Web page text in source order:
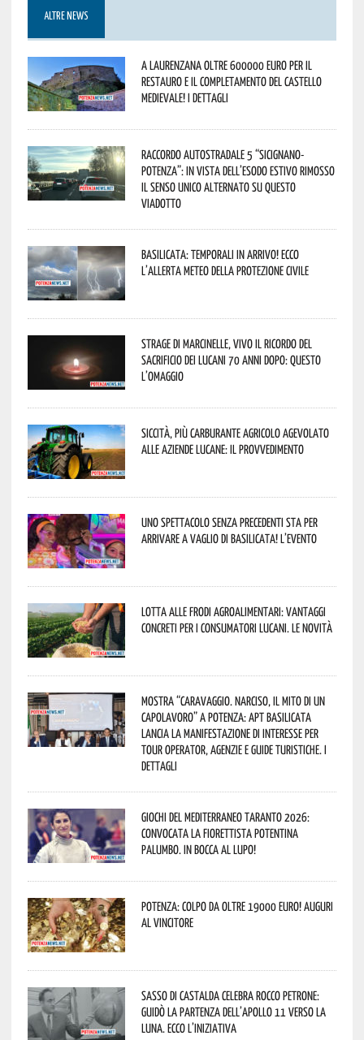
ALTRE NEWS
A Laurenzana oltre 600000 euro per il
restauro e il completamento del Castello
Medievale! I dettagli
Raccordo Autostradale 5 “Sicignano-
Potenza”: in vista dell’esodo estivo rimosso
il senso unico alternato su questo
viadotto
Basilicata: temporali in arrivo! Ecco
l’allerta meteo della Protezione civile
Strage di Marcinelle, vivo il ricordo del
sacrificio dei lucani 70 anni dopo: questo
l’omaggio
Siccità, più carburante agricolo agevolato
alle aziende lucane: il provvedimento
Uno spettacolo senza precedenti sta per
arrivare a Vaglio di Basilicata! L’evento
Lotta alle frodi agroalimentari: vantaggi
concreti per i consumatori lucani. Le novità
Mostra “Caravaggio. Narciso, il mito di un
capolavoro” a Potenza: APT Basilicata
lancia la manifestazione di interesse per
Tour Operator, Agenzie e Guide Turistiche. I
dettagli
Giochi del Mediterraneo Taranto 2026:
convocata la fiorettista potentina
Palumbo. In bocca al lupo!
Potenza: colpo da oltre 19000 Euro! Auguri
al vincitore
Sasso di Castalda celebra Rocco Petrone:
guidò la partenza dell’Apollo 11 verso la
Luna. Ecco l’iniziativa